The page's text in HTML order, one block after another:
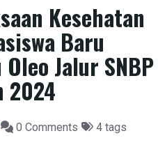
Kesehatan
Baru
Jalur SNBP
2024
0 Comments 4 tags